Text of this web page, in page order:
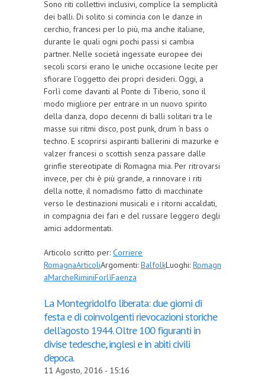
Sono riti collettivi inclusivi, complice la semplicità
dei balli. Di solito si comincia con le danze in
cerchio, francesi per lo più, ma anche italiane,
durante le quali ogni pochi passi si cambia
partner. Nelle società ingessate europee dei
secoli scorsi erano le uniche occasione lecite per
sfiorare l’oggetto dei propri desideri. Oggi, a
Forlì come davanti al Ponte di Tiberio, sono il
modo migliore per entrare in un nuovo spirito
della danza, dopo decenni di balli solitari tra le
masse sui ritmi disco, post punk, drum ‘n bass o
techno. E scoprirsi aspiranti ballerini di mazurke e
valzer francesi o scottish senza passare dalle
grinfie stereotipate di Romagna mia. Per ritrovarsi
invece, per chi è più grande, a rinnovare i riti
della notte, il nomadismo fatto di macchinate
verso le destinazioni musicali e i ritorni accaldati,
in compagnia dei fari e del russare leggero degli
amici addormentati.
Articolo scritto per: Corriere
RomagnaArticoliArgomenti: BalfolkLuoghi: Romagn
aMarcheRiminiForlìFaenza
La Montegridolfo liberata: due giorni di
festa e di coinvolgenti rievocazioni storiche
dell’agosto 1944. Oltre 100 figuranti in
divise tedesche, inglesi e in abiti civili
d’epoca.
11 Agosto, 2016 - 15:16